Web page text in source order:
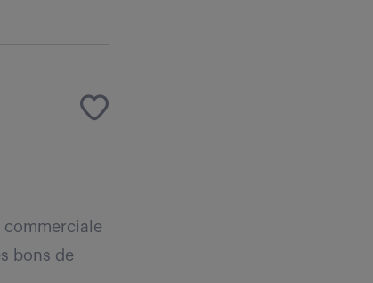
commerciale
bons de